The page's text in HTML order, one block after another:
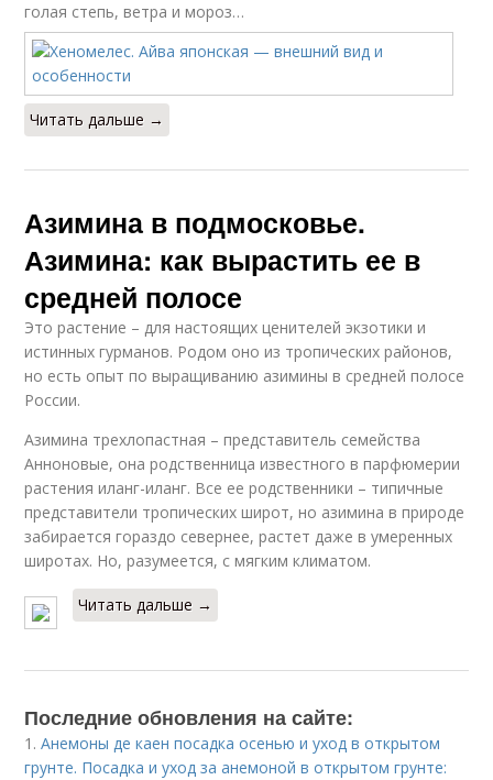
голая степь, ветра и мороз…
Читать дальше →
Азимина в подмосковье.
Азимина: как вырастить ее в
средней полосе
Это растение – для настоящих ценителей экзотики и
истинных гурманов. Родом оно из тропических районов,
но есть опыт по выращиванию азимины в средней полосе
России.
Азимина трехлопастная – представитель семейства
Анноновые, она родственница известного в парфюмерии
растения иланг-иланг. Все ее родственники – типичные
представители тропических широт, но азимина в природе
забирается гораздо севернее, растет даже в умеренных
широтах. Но, разумеется, с мягким климатом.
Читать дальше →
Последние обновления на сайте:
1.Анемоны де каен посадка осенью и уход в открытом
грунте. Посадка и уход за анемоной в открытом грунте: